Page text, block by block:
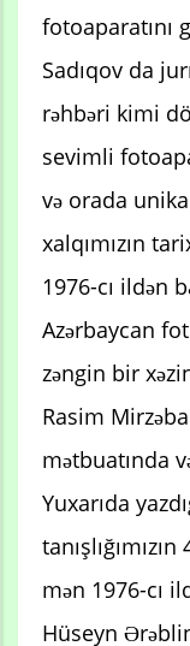
fotoaparatını
Sadıqov da
rəhbəri kimi
sevimli
və orada
xalqımızın
1976-cı ildən
Azərbaycan
zəngin bir
Rasim
mətbuatında
Yuxarıda
mən 1976-cı
Hüseyn